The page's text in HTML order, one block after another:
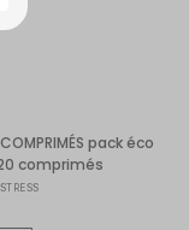
pack éco
comprimés